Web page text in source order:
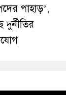
পাহাড়’,
দুর্নীতির